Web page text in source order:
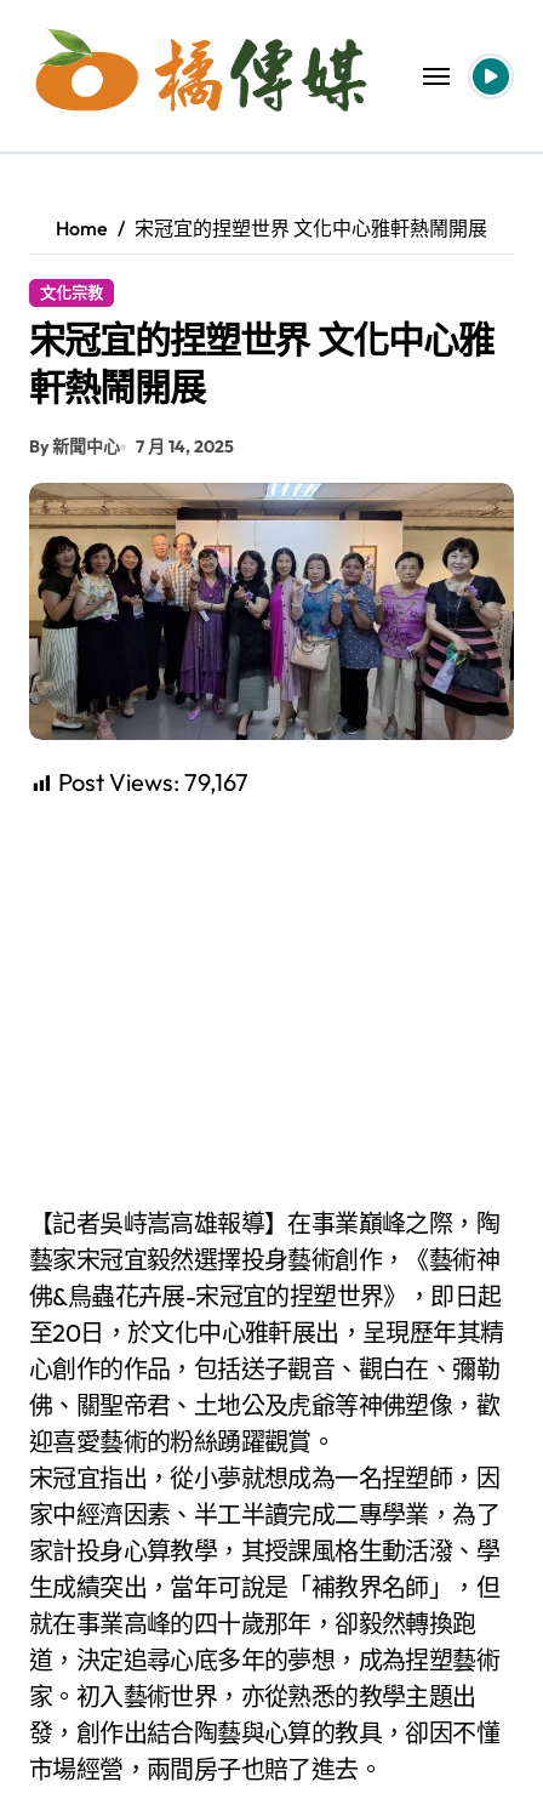
content
Home 宋冠宜的捏塑世界 文化中心雅軒熱鬧開展
文化宗教
宋冠宜的捏塑世界 文化中心雅
軒熱鬧開展
By 新聞中心 7 月 14, 2025
Post Views: 79,167
【記者吳峙嵩高雄報導】在事業巔峰之際，陶
藝家宋冠宜毅然選擇投身藝術創作，《藝術神
佛&鳥蟲花卉展-宋冠宜的捏塑世界》，即日起
至20日，於文化中心雅軒展出，呈現歷年其精
心創作的作品，包括送子觀音、觀白在、彌勒
佛、關聖帝君、土地公及虎爺等神佛塑像，歡
迎喜愛藝術的粉絲踴躍觀賞。
宋冠宜指出，從小夢就想成為一名捏塑師，因
家中經濟因素、半工半讀完成二專學業，為了
家計投身心算教學，其授課風格生動活潑、學
生成績突出，當年可說是「補教界名師」，但
就在事業高峰的四十歲那年，卻毅然轉換跑
道，決定追尋心底多年的夢想，成為捏塑藝術
家。初入藝術世界，亦從熟悉的教學主題出
發，創作出結合陶藝與心算的教具，卻因不懂
市場經營，兩間房子也賠了進去。